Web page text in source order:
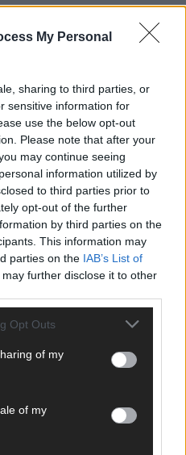
My Personal
sharing to third parties, or
sensitive information for
use the below opt-out
Please note that after your
may continue seeing
information utilized by
to third parties prior to
opt-out of the further
by third parties on the
This information may
parties on the IAB’s List of
may further disclose it to other
Opt Outs
of my
of my
Eröffnung, Eurovision-
Interval Acts
steht – alle 25 Acts
Check – alle 25 Acts und